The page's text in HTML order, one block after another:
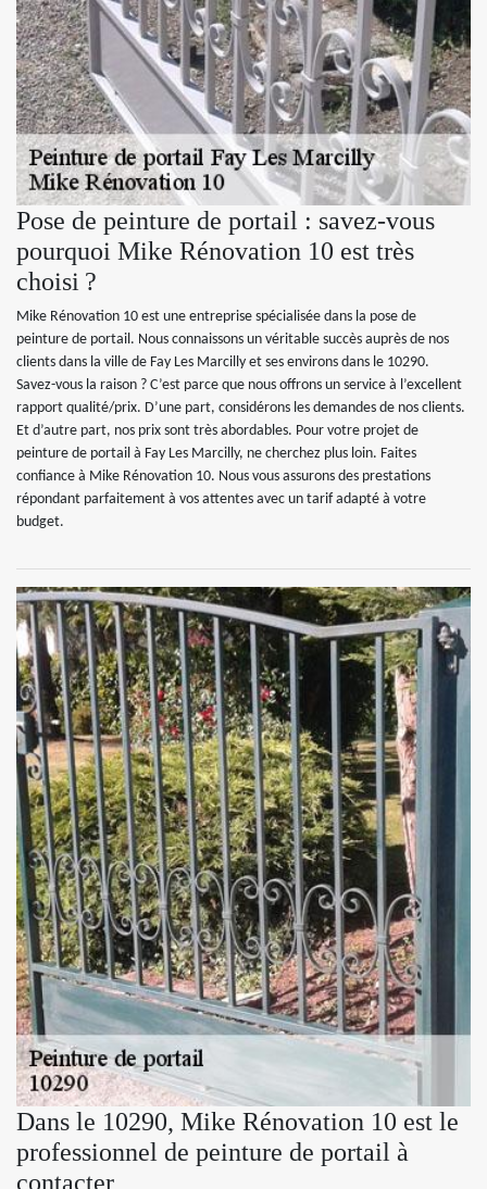
Pose de peinture de portail : savez-vous
pourquoi Mike Rénovation 10 est très
choisi ?
Mike Rénovation 10 est une entreprise spécialisée dans la pose de
peinture de portail. Nous connaissons un véritable succès auprès de nos
clients dans la ville de Fay Les Marcilly et ses environs dans le 10290.
Savez-vous la raison ? C’est parce que nous offrons un service à l’excellent
rapport qualité/prix. D’une part, considérons les demandes de nos clients.
Et d’autre part, nos prix sont très abordables. Pour votre projet de
peinture de portail à Fay Les Marcilly, ne cherchez plus loin. Faites
confiance à Mike Rénovation 10. Nous vous assurons des prestations
répondant parfaitement à vos attentes avec un tarif adapté à votre
budget.
Dans le 10290, Mike Rénovation 10 est le
professionnel de peinture de portail à
contacter